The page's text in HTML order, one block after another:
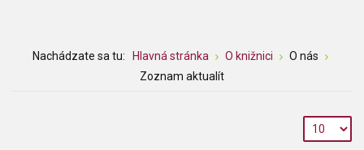
Nachádzate sa tu: Hlavná stránka O knižnici
O nás
Zoznam aktualít